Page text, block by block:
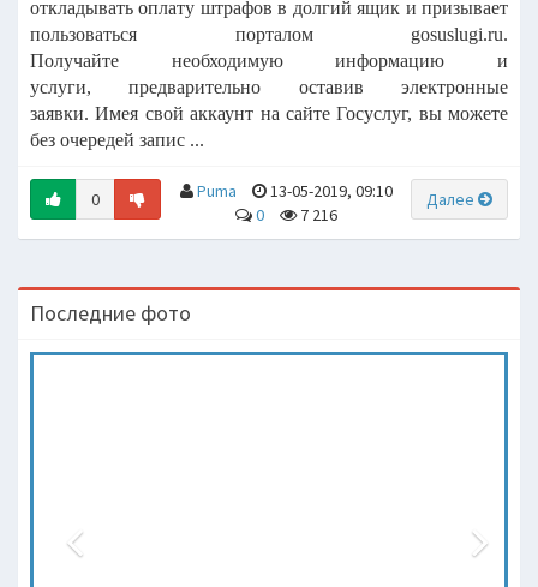
откладывать оплату штрафов в долгий ящик и призывает
пользоваться порталом gosuslugi.ru.
Получайте необходимую информацию и
услуги, предварительно оставив электронные
заявки. Имея свой аккаунт на сайте Госуслуг, вы можете
без очередей запис ...
0 Далее
Puma
13-05-2019, 09:10
0
7 216
Последние фото